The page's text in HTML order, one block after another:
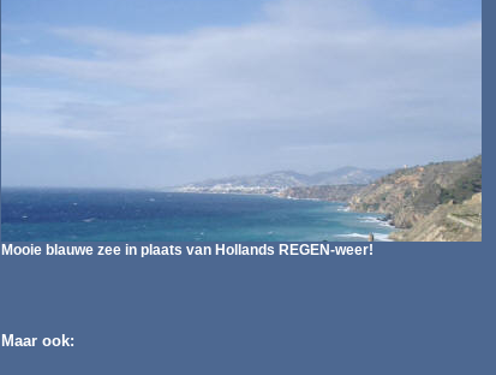
Mooie blauwe zee in plaats van Hollands REGEN-weer!
Maar ook: